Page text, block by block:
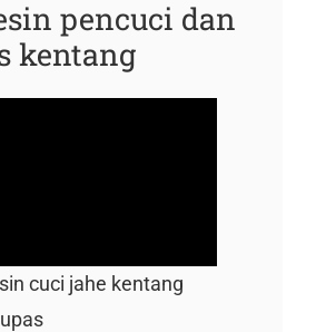
pencuci dan
kentang
cuci jahe kentang